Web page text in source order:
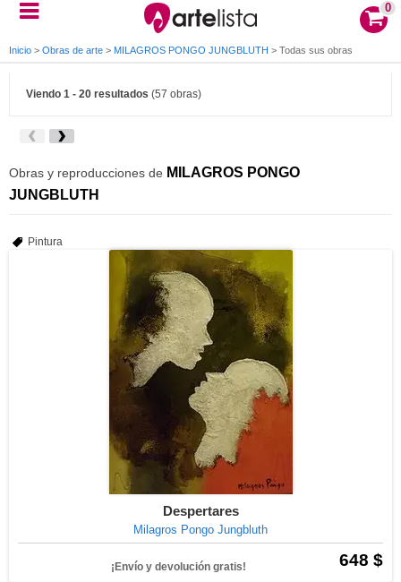
0
Inicio > Obras de arte > MILAGROS PONGO JUNGBLUTH > Todas sus obras
Viendo 1 - 20 resultados (57 obras)
Obras y reproducciones de MILAGROS PONGO
JUNGBLUTH
Pintura
Despertares
Milagros Pongo Jungbluth
648 $
¡Envío y devolución gratis!